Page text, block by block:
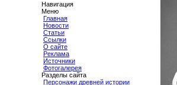
Навигация
Меню
Главная
Новости
Статьи
Ссылки
О сайте
Реклама
Источники
Фотогалерея
Разделы сайта
Персонажи древней истории